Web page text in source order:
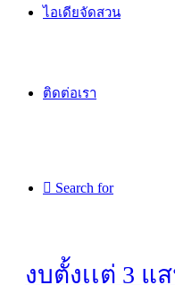
ไอเดียจัดสวน
ติดต่อเรา
Search for
งบตั้งเเต่ 3 แ